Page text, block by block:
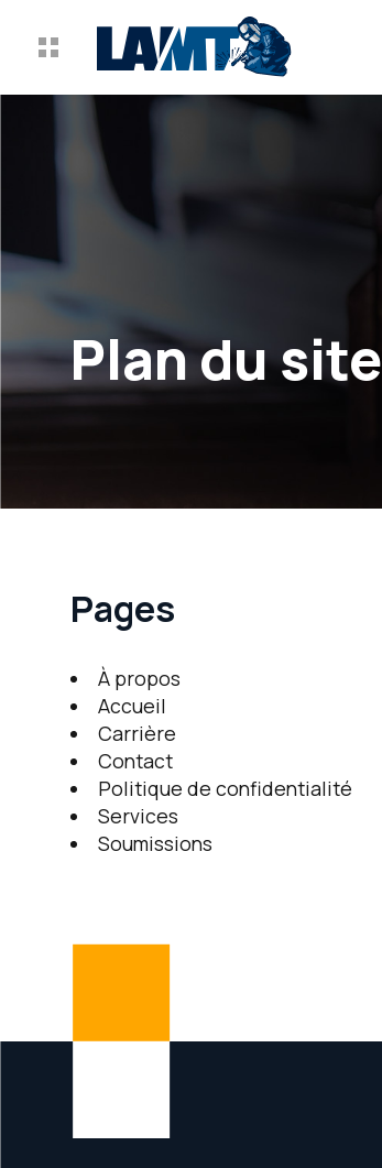
Plan du site
Pages
À propos
Accueil
Carrière
Contact
Politique de confidentialité
Services
Soumissions